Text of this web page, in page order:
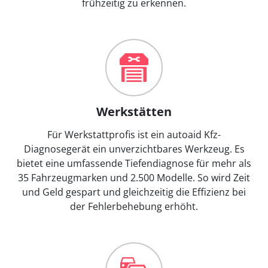
frühzeitig zu erkennen.
Werkstätten
Für Werkstattprofis ist ein autoaid Kfz-
Diagnosegerät ein unverzichtbares Werkzeug. Es
bietet eine umfassende Tiefendiagnose für mehr als
35 Fahrzeugmarken und 2.500 Modelle. So wird Zeit
und Geld gespart und gleichzeitig die Effizienz bei
der Fehlerbehebung erhöht.